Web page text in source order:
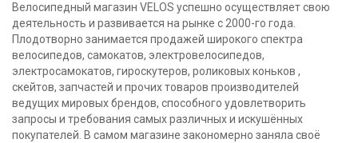
Велосипедный магазин VELOS успешно осуществляет свою
деятельность и развивается на рынке с 2000-го года.
Плодотворно занимается продажей широкого спектра
велосипедов, самокатов, электровелосипедов,
электросамокатов, гироскутеров, роликовых коньков ,
скейтов, запчастей и прочих товаров производителей
ведущих мировых брендов, способного удовлетворить
запросы и требования самых различных и искушённых
покупателей. В самом магазине закономерно заняла своё